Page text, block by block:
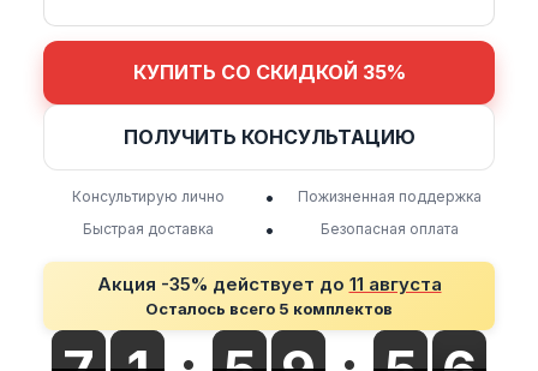
КУПИТЬ СО СКИДКОЙ 35%
ПОЛУЧИТЬ КОНСУЛЬТАЦИЮ
Консультирую лично •
Пожизненная поддержка
Быстрая доставка
• Безопасная оплата
Акция -35% действует до 11 августа
Осталось всего 5 комплектов